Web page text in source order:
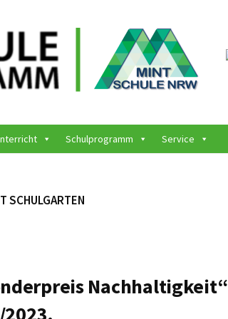
Schulprogramm Service
SCHULGARTEN
Nachhaltigkeit“